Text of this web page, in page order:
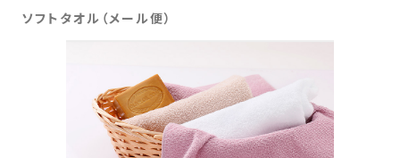
ソフトタオル（メール便）